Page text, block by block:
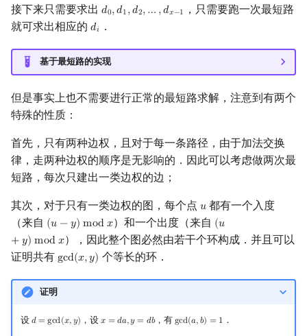
莫比乌斯反演
Powerful Number 筛
Min_25 筛
洲阁筛
Meissel–Lehmer 算法
连分数
Stern–Brocot 树与 Farey
Berlekamp–Massey 算法
手指树
接下来只需要求出 𝑑0,𝑑1,𝑑2,… ,𝑑𝑥−1
d0,d1,d2, …, dx−1
，只需要跑一次最短路
就可求出相应的 𝑑𝑖
di ．
基于最短路的实现
但是事实上也不需要进行正常的最短路求解，注意到有两个
特殊的性质：
首先，只有两种边权，且对于每一条路径，由于加法交换
律，走两种边权的顺序是无影响的．因此可以考虑做两次最
短路，每次只建出一类边权的边；
其次，对于只有一类边权的图，每个点 𝑢
u 都有一个入度
（来自 (𝑢 −𝑦) mod𝑥
(u−y) modx ）和一个出度（来自 (𝑢
+𝑦) mod𝑥
(u+
），因此整个图必然由若干个环构成．并且可以
证明共有 gcd(𝑥,𝑦)
gcd(x,y) 个等长的环．
证明
设 𝑑 = gcd(𝑥,𝑦)
d =gcd(x,y) ，设 𝑥 = 𝑑𝑎,𝑦 = 𝑑𝑏
x= da,y=db ，有gcd(𝑎,𝑏) = 1
gcd(a, b) =1 ．